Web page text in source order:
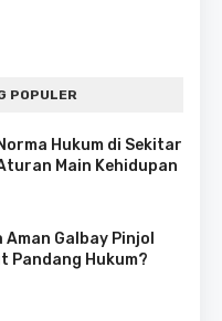
POPULER
Hukum di Sekitar
Main Kehidupan
Galbay Pinjol
Pandang Hukum?